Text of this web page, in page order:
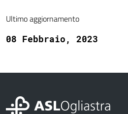
Ultimo aggiornamento
08 Febbraio, 2023